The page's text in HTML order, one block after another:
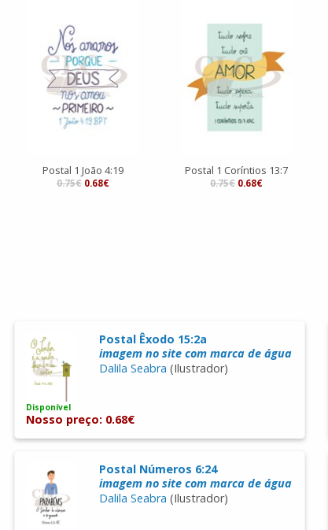
Postal 1 João 4:19
0.75€ 0.68€
Postal 1 Coríntios 13:7
0.75€ 0.68€
Postal Êxodo 15:2a
imagem no site com marca de água
Dalila Seabra (Ilustrador)
Disponível
Nosso preço: 0.68€
Postal Números 6:24
imagem no site com marca de água
Dalila Seabra (Ilustrador)